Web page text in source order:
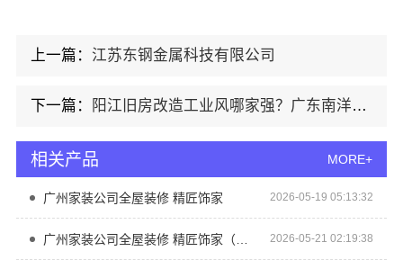
上一篇： 江苏东钢金属科技有限公司
下一篇： 阳江旧房改造工业风哪家强？广东南洋利华家居建材
相关产品 MORE+
广州家装公司全屋装修 精匠饰家 2026-05-19 05:13:32
2026-05-21 02:19:38